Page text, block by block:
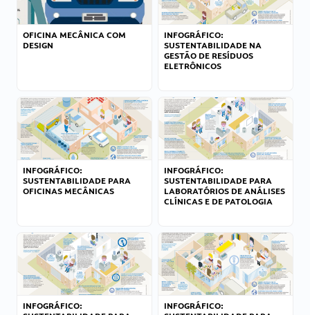
OFICINA MECÂNICA COM
DESIGN
INFOGRÁFICO:
SUSTENTABILIDADE NA
GESTÃO DE RESÍDUOS
ELETRÔNICOS
INFOGRÁFICO:
SUSTENTABILIDADE PARA
OFICINAS MECÂNICAS
INFOGRÁFICO:
SUSTENTABILIDADE PARA
LABORATÓRIOS DE ANÁLISES
CLÍNICAS E DE PATOLOGIA
INFOGRÁFICO:
INFOGRÁFICO: